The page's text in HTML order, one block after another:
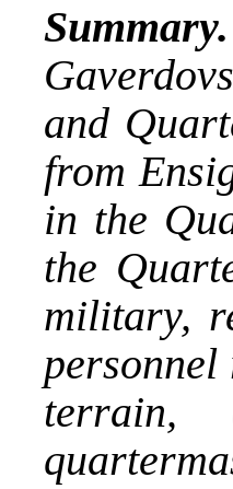
Summary.
and
from
in the
the
military,
personnel
terrain,